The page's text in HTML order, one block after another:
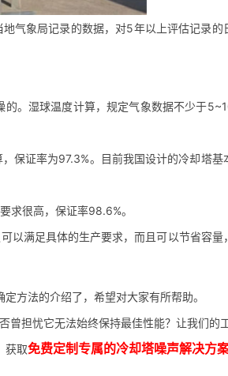
气象局记录的数据，对5年以上评估记录的
湿球温度计算，规定气象数据不少于
证率为97.3%。目前我国设计的冷却塔基
很高，保证率98.6%。
满足具体的生产要求，而且可以节省容量
方法的介绍了，希望对大家有所帮助。
担忧它无法始终保持最佳性能？让我们的
获取免费定制专属的冷却塔噪声解决方